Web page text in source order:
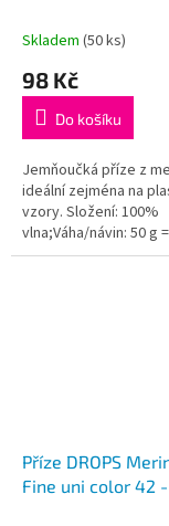
Skladem (50 ks)
98 Kč
Do košíku
Jemňoučká příze z
ideální zejména na
vzory. Složení: 100%
vlna;Váha/návin: 50 g
metrů;Doporučená
Příze DROPS
Fine uni color 42